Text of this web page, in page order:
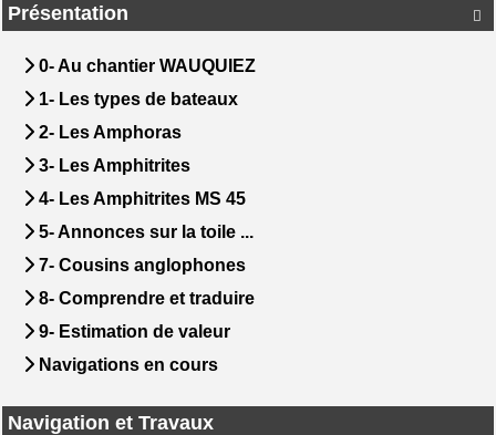

Présentation
0- Au chantier WAUQUIEZ
1- Les types de bateaux
2- Les Amphoras
3- Les Amphitrites
4- Les Amphitrites MS 45
5- Annonces sur la toile ...
7- Cousins anglophones
8- Comprendre et traduire
9- Estimation de valeur
Navigations en cours
Navigation et Travaux